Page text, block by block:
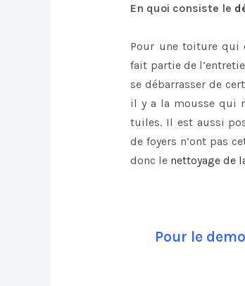
En quoi consiste le
Pour une toiture qui
fait partie de
se débarrasser de
il y a la mousse qui
tuiles. Il est aussi
de foyers n’ont pas
donc le nettoyage de
Pour le